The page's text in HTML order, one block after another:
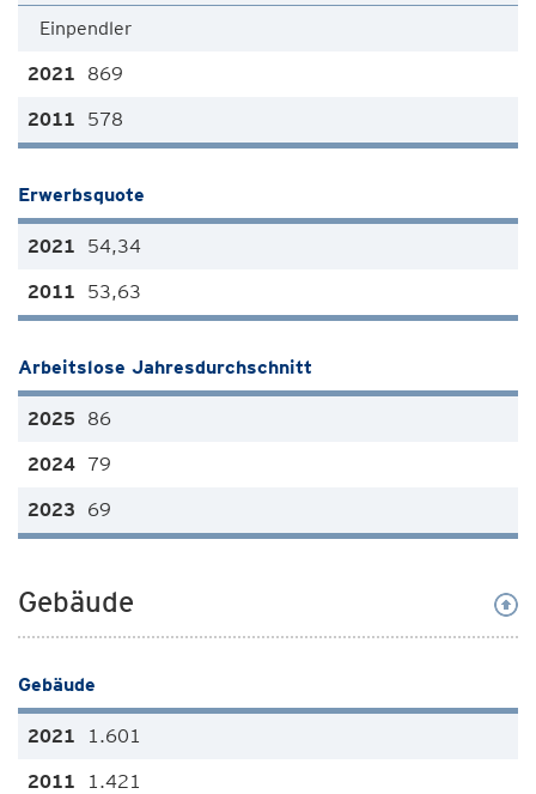
Einpendler
869
578
Erwerbsquote
54,34
53,63
Arbeitslose Jahresdurchschnitt
86
79
69
Gebäude
Gebäude
1.601
1.421